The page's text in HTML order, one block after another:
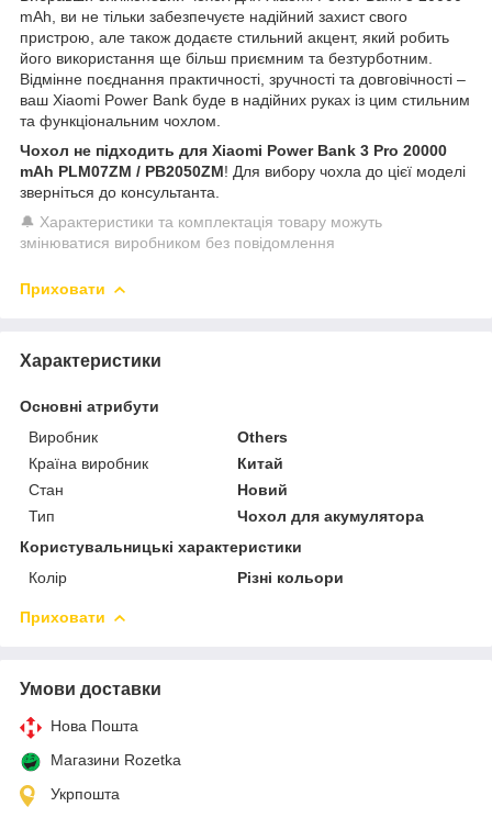
mAh, ви не тільки забезпечуєте надійний захист свого
пристрою, але також додаєте стильний акцент, який робить
його використання ще більш приємним та безтурботним.
Відмінне поєднання практичності, зручності та довговічності –
ваш Xiaomi Power Bank буде в надійних руках із цим стильним
та функціональним чохлом.
Чохол не підходить для Xiaomi Power Bank 3 Pro 20000
mAh PLM07ZM / PB2050ZM! Для вибору чохла до цієї моделі
зверніться до консультанта.
🔔 Характеристики та комплектація товару можуть
змінюватися виробником без повідомлення
Приховати
Характеристики
Основні атрибути
Виробник
Others
Країна виробник
Китай
Стан
Новий
Тип
Чохол для акумулятора
Користувальницькі характеристики
Колір
Різні кольори
Приховати
Умови доставки
Нова Пошта
Магазини Rozetka
Укрпошта